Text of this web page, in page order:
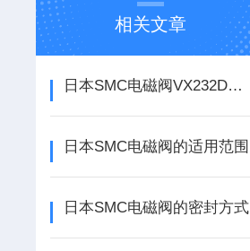
相关文章
日本SMC电磁阀VX232DA技术资料
日本SMC电磁阀的适用范围
日本SMC电磁阀的密封方式